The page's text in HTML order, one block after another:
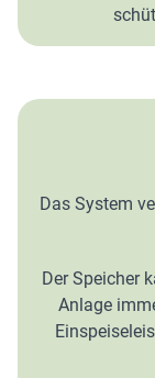
Das System
Der Speicher
Anlage